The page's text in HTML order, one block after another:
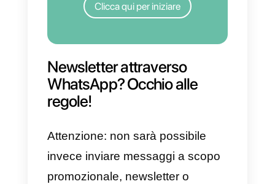
attraverso le tradizionali email ed
Anche il supporto clienti potrà
finalmente essere strutturato da
tuttavia sarà
necessarioottenere l’opt-in